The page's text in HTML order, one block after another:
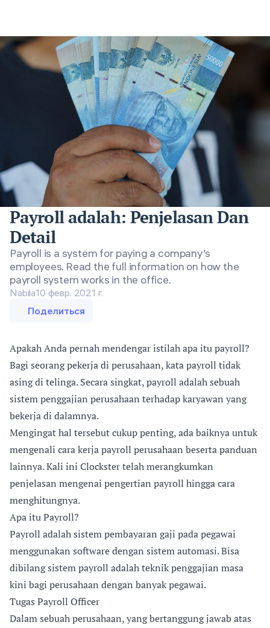
Payroll adalah: Penjelasan Dan
Detail
Payroll is a system for paying a company’s
employees. Read the full information on how the
payroll system works in the office.
Nabila10 февр. 2021 г.
Поделиться
Apakah Anda pernah mendengar istilah apa itu payroll?
Bagi seorang pekerja di perusahaan, kata payroll tidak
asing di telinga. Secara singkat, payroll adalah sebuah
sistem penggajian perusahaan terhadap karyawan yang
bekerja di dalamnya.
Mengingat hal tersebut cukup penting, ada baiknya untuk
mengenali cara kerja payroll perusahaan beserta panduan
lainnya. Kali ini Clockster telah merangkumkan
penjelasan mengenai pengertian payroll hingga cara
menghitungnya.
Apa itu Payroll?
Payroll adalah sistem pembayaran gaji pada pegawai
menggunakan software dengan sistem automasi. Bisa
dibilang sistem payroll adalah teknik penggajian masa
kini bagi perusahaan dengan banyak pegawai.
Tugas Payroll Officer
Dalam sebuah perusahaan, yang bertanggung jawab atas